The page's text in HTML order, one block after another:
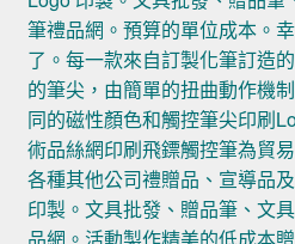
筆禮品網。預算的單位成本。
了。每一款來自訂製化筆訂造
的筆尖，由簡單的扭曲動作機
同的磁性顏色和觸控筆尖印刷
術品絲網印刷飛鏢觸控筆為貿
各種其他公司禮贈品、宣導品
印製。文具批發、贈品筆、文